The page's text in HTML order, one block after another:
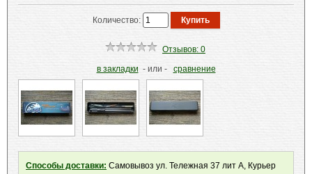
Количество:
Отзывов: 0
в закладки - или - сравнение
Способы доставки: Самовывоз ул. Тележная 37 лит А, Курьер